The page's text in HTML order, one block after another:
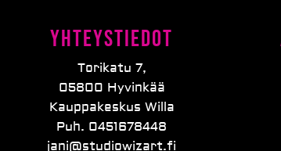
Yhteystiedot
Torikatu 7,
05800 Hyvinkää
Kauppakeskus Willa
Puh. 0451678448
jani@studiowizart.fi